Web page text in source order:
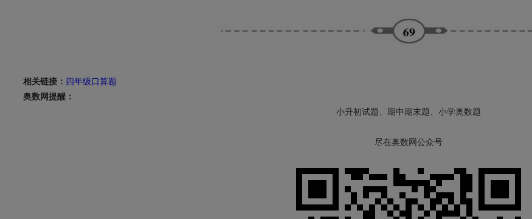
相关链接： 四年级口算题
奥数网提醒：
小升初试题、期中期末题、小学奥数题
尽在奥数网公众号